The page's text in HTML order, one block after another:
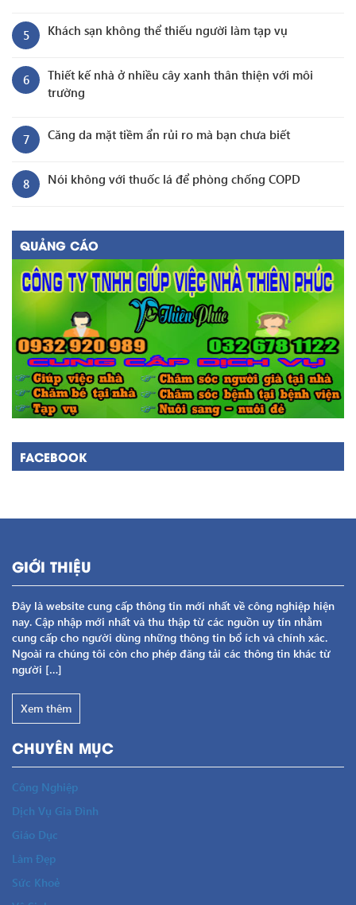
5 Khách sạn không thể thiếu người làm tạp vụ
6
Thiết kế nhà ở nhiều cây xanh thân thiện với môi
trường
7 Căng da mặt tiềm ẩn rủi ro mà bạn chưa biết
8 Nói không với thuốc lá để phòng chống COPD
QUẢNG CÁO
FACEBOOK
GIỚI THIỆU
Đây là website cung cấp thông tin mới nhất về công nghiệp hiện
nay. Cập nhập mới nhất và thu thập từ các nguồn uy tín nhằm
cung cấp cho người dùng những thông tin bổ ích và chính xác.
Ngoài ra chúng tôi còn cho phép đăng tải các thông tin khác từ
người […]
Xem thêm
CHUYÊN MỤC
Công Nghiệp
Dịch Vụ Gia Đình
Giáo Dục
Làm Đẹp
Sức Khoẻ